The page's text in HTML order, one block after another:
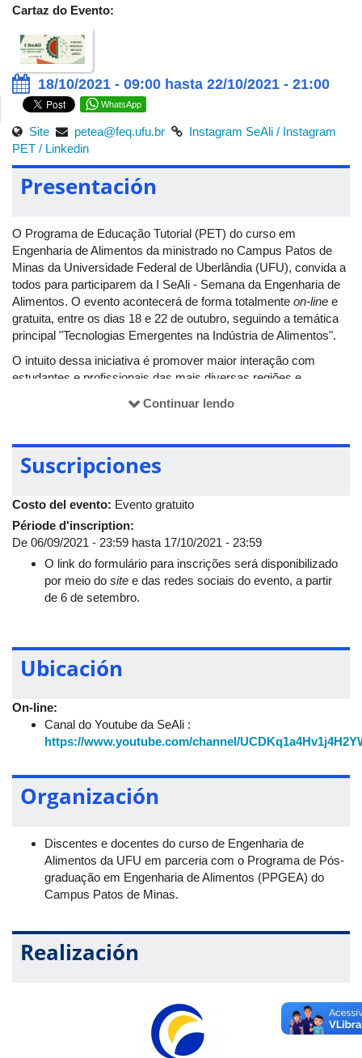
Cartaz do Evento:
18/10/2021 - 09:00 hasta 22/10/2021 - 21:00
WhatsApp
Site petea@feq.ufu.br Instagram SeAli / Instagram
PET / Linkedin
Presentación
O Programa de Educação Tutorial (PET) do curso em
Engenharia de Alimentos da ministrado no Campus Patos de
Minas da Universidade Federal de Uberlândia (UFU), convida a
todos para participarem da I SeAli - Semana da Engenharia de
Alimentos. O evento acontecerá de forma totalmente on-line e
gratuita, entre os dias 18 e 22 de outubro, seguindo a temática
principal "Tecnologias Emergentes na Indústria de Alimentos".
O intuito dessa iniciativa é promover maior interação com
estudantes e profissionais das mais diversas regiões e
minicursos, mesas-redondas e apresentações de trabalhos
conhecimentos e mostrar para o público geral o que é
desenvolvido e pesquisado na UFU.
ramo de alimentos, tais como as áreas de Engenharia de
Alimentos, Ciência de Alimentos, Engenharia Química e
correlacionados.
O modelo de submissão de trabalhos científicos encontra-se
disponível nositeda SeAli.
Continuar lendo
Suscripciones
Costo del evento: Evento gratuito
Période d'inscription:
De 06/09/2021 - 23:59 hasta 17/10/2021 - 23:59
O link do formulário para inscrições será disponibilizado
por meio do site e das redes sociais do evento, a partir
de 6 de setembro.
Ubicación
On-line:
Canal do Youtube da SeAli :
https://www.youtube.com/channel/
Organización
Discentes e docentes do curso de Engenharia de
Alimentos da UFU em parceria com o Programa de Pós-
graduação em Engenharia de Alimentos (PPGEA) do
Campus Patos de Minas.
Realización